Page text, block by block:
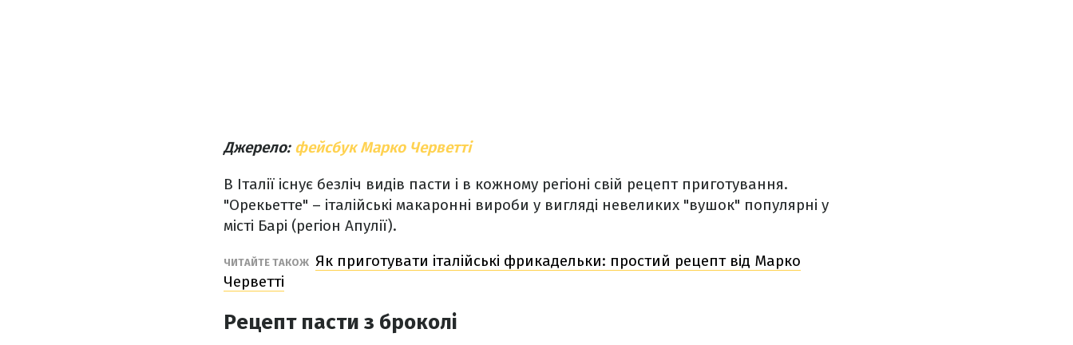
Джерело: фейсбук Марко Черветті
В Італії існує безліч видів пасти і в кожному регіоні свій рецепт приготування.
"Орекьетте" – італійські макаронні вироби у вигляді невеликих "вушок" популярні у
місті Барі (регіон Апулії).
ЧИТАЙТЕ ТАКОЖ Як приготувати італійські фрикадельки: простий рецепт від Марко
Черветті
Рецепт пасти з броколі